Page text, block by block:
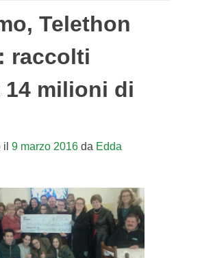
Telethon
raccolti
14 milioni di
9 marzo 2016da Edda